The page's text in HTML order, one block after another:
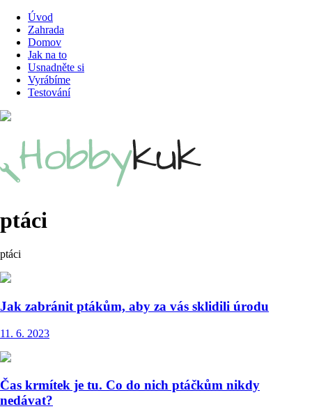
Úvod
Zahrada
Domov
Jak na to
Usnadněte si
Vyrábíme
Testování
ptáci
ptáci
Jak zabránit ptákům, aby za vás sklidili úrodu
11. 6. 2023
Čas krmítek je tu. Co do nich ptáčkům nikdy
nedávat?